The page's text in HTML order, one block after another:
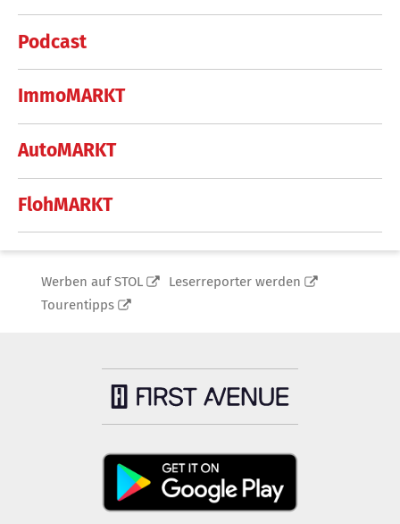
Podcast
ImmoMARKT
AutoMARKT
FlohMARKT
Werben auf STOL
Leserreporter werden
Tourentipps